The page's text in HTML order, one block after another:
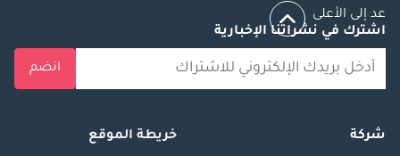
عد إلى الأعلى
اشترك في نشراتنا الإخبارية
انضم
شركة
خريطة الموقع